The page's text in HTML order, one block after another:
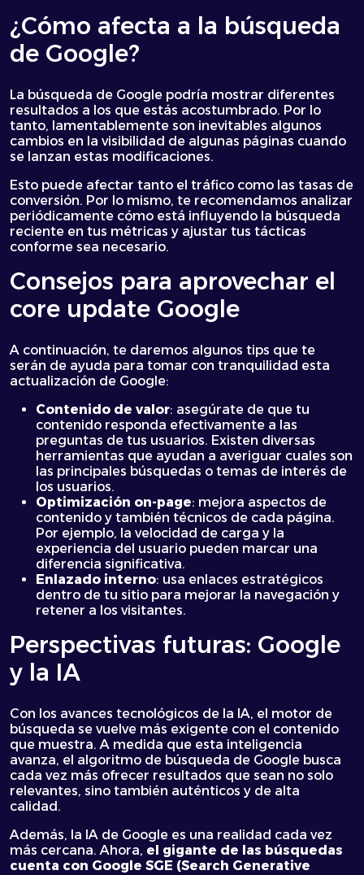
¿Cómo afecta a la búsqueda
de Google?
La búsqueda de Google podría mostrar diferentes
resultados a los que estás acostumbrado. Por lo
tanto, lamentablemente son inevitables algunos
cambios en la visibilidad de algunas páginas cuando
se lanzan estas modificaciones.
Esto puede afectar tanto el tráfico como las tasas de
conversión. Por lo mismo, te recomendamos analizar
periódicamente cómo está influyendo la búsqueda
reciente en tus métricas y ajustar tus tácticas
conforme sea necesario.
Consejos para aprovechar el
core update Google
A continuación, te daremos algunos tips que te
serán de ayuda para tomar con tranquilidad esta
actualización de Google:
Contenido de valor: asegúrate de que tu
contenido responda efectivamente a las
preguntas de tus usuarios. Existen diversas
herramientas que ayudan a averiguar cuales son
las principales búsquedas o temas de interés de
los usuarios.
Optimización on-page: mejora aspectos de
contenido y también técnicos de cada página.
Por ejemplo, la velocidad de carga y la
experiencia del usuario pueden marcar una
diferencia significativa.
Enlazado interno: usa enlaces estratégicos
dentro de tu sitio para mejorar la navegación y
retener a los visitantes.
Perspectivas futuras: Google
y la IA
Con los avances tecnológicos de la IA, el motor de
búsqueda se vuelve más exigente con el contenido
que muestra. A medida que esta inteligencia
avanza, el algoritmo de búsqueda de Google busca
cada vez más ofrecer resultados que sean no solo
relevantes, sino también auténticos y de alta
calidad.
Además, la IA de Google es una realidad cada vez
más cercana. Ahora, el gigante de las búsquedas
cuenta con Google SGE (Search Generative